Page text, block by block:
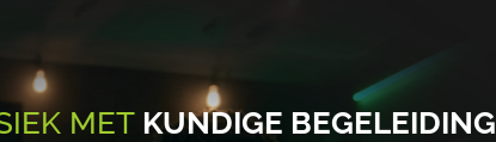
MET KUNDIGE BEGELEIDING